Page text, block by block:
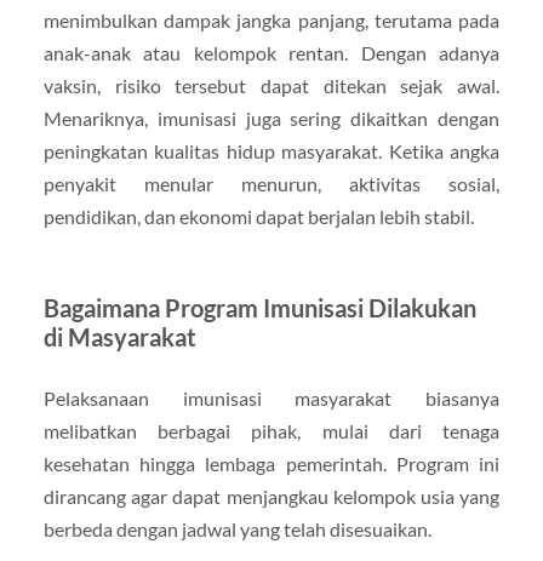
menimbulkan dampak jangka panjang, terutama pada
anak-anak atau kelompok rentan. Dengan adanya
vaksin, risiko tersebut dapat ditekan sejak awal.
Menariknya, imunisasi juga sering dikaitkan dengan
peningkatan kualitas hidup masyarakat. Ketika angka
penyakit menular menurun, aktivitas sosial,
pendidikan, dan ekonomi dapat berjalan lebih stabil.
Bagaimana Program Imunisasi Dilakukan
di Masyarakat
Pelaksanaan imunisasi masyarakat biasanya
melibatkan berbagai pihak, mulai dari tenaga
kesehatan hingga lembaga pemerintah. Program ini
dirancang agar dapat menjangkau kelompok usia yang
berbeda dengan jadwal yang telah disesuaikan.